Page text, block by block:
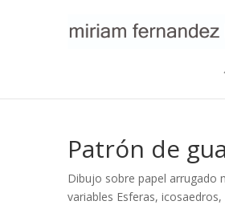
Patrón de
Dibujo sobre papel arrugado
variables Esferas, icosaedros,